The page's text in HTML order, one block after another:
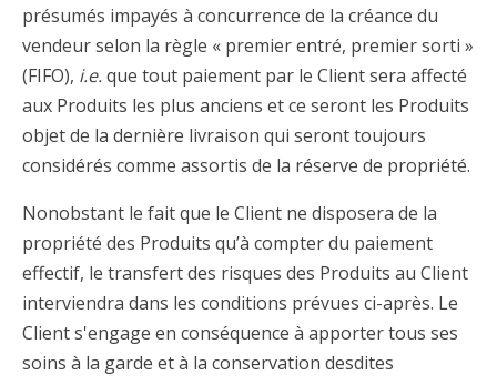
présumés impayés à concurrence de la créance du
vendeur selon la règle « premier entré, premier sorti »
(FIFO), i.e.que tout paiement par le Client sera affecté
aux Produits les plus anciens et ce seront les Produits
objet de la dernière livraison qui seront toujours
considérés comme assortis de la réserve de propriété.
Nonobstant le fait que le Client ne disposera de la
propriété des Produits qu’à compter du paiement
effectif, le transfert des risques des Produits au Client
interviendra dans les conditions prévues ci-après. Le
Client s'engage en conséquence à apporter tous ses
soins à la garde et à la conservation desdites